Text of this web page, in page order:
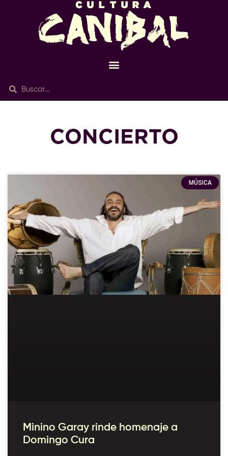
CONCIERTO
MÚSICA
Minino Garay rinde homenaje a
Domingo Cura